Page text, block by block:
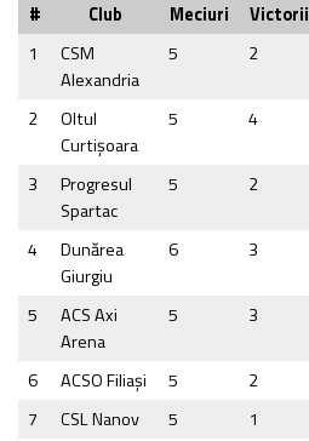
# Club Meciuri Victorii
1
CSM
Alexandria
5 2
2
Oltul
Curtişoara
5 4
3
Progresul
Spartac
5 2
4
Dunărea
Giurgiu
6 3
5
ACS Axi
Arena
5 3
6 ACSO Filiaşi 5 2
7
CSL Nanov 5 1